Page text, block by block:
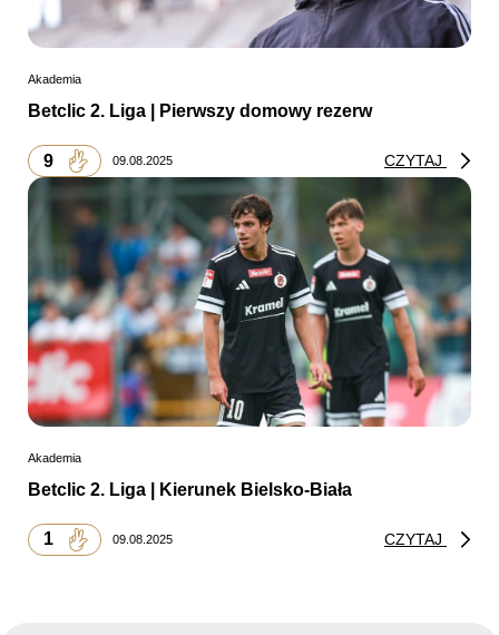
Akademia
Betclic 2. Liga | Pierwszy domowy rezerw
9 09.08.2025 CZYTAJ
Akademia
Betclic 2. Liga | Kierunek Bielsko-Biała
1 09.08.2025 CZYTAJ